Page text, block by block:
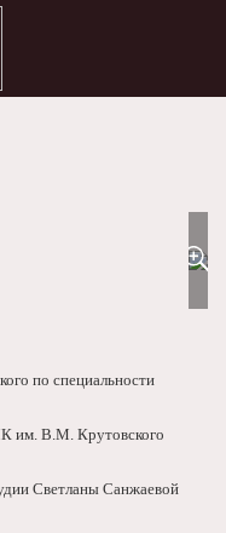
по специальности
им. В.М. Крутовского
Светланы Санжаевой